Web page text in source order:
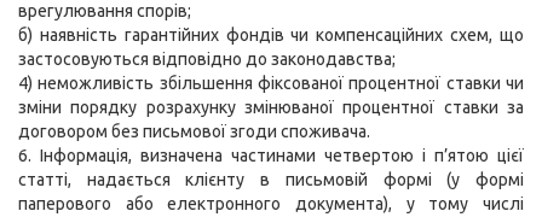
врегулювання спорів;
б) наявність гарантійних фондів чи компенсаційних схем, що
застосовуються відповідно до законодавства;
4) неможливість збільшення фіксованої процентної ставки чи
зміни порядку розрахунку змінюваної процентної ставки за
договором без письмової згоди споживача.
6. Інформація, визначена частинами четвертою і п’ятою цієї
статті, надається клієнту в письмовій формі (у формі
паперового або електронного документа), у тому числі